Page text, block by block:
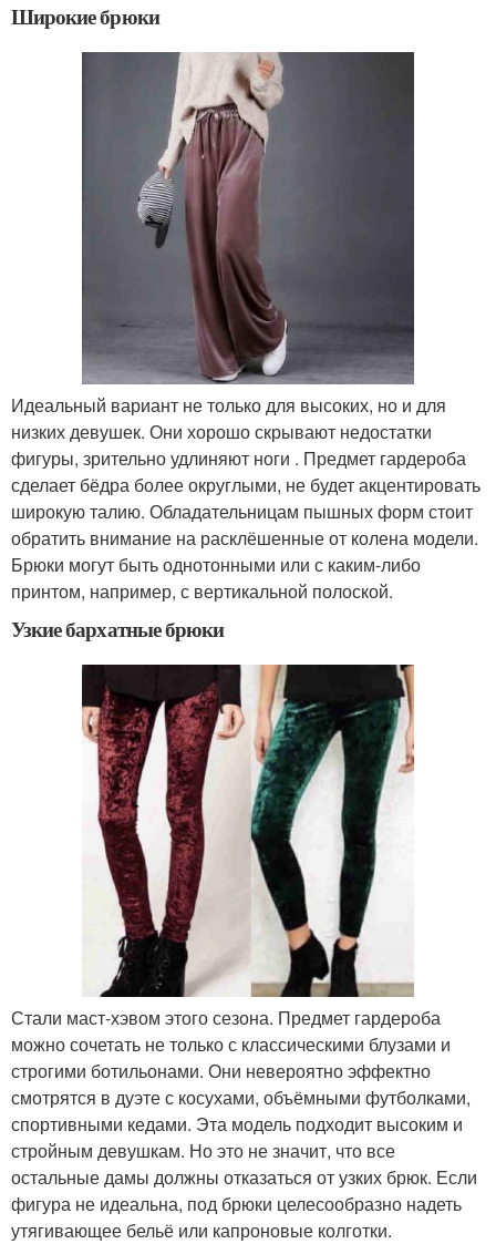
Широкие брюки
Идеальный вариант не только для высоких, но и для
низких девушек. Они хорошо скрывают недостатки
фигуры, зрительно удлиняют ноги . Предмет гардероба
сделает бёдра более округлыми, не будет акцентировать
широкую талию. Обладательницам пышных форм стоит
обратить внимание на расклёшенные от колена модели.
Брюки могут быть однотонными или с каким-либо
принтом, например, с вертикальной полоской.
Узкие бархатные брюки
Стали маст-хэвом этого сезона. Предмет гардероба
можно сочетать не только с классическими блузами и
строгими ботильонами. Они невероятно эффектно
смотрятся в дуэте с косухами, объёмными футболками,
спортивными кедами. Эта модель подходит высоким и
стройным девушкам. Но это не значит, что все
остальные дамы должны отказаться от узких брюк. Если
фигура не идеальна, под брюки целесообразно надеть
утягивающее бельё или капроновые колготки.